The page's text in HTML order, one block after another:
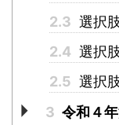
2.3 選択
2.4 選択
2.5 選択
3 令和４